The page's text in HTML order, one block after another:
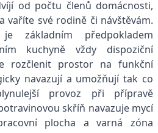
od počtu členů domácnosti,
vaříte své rodině či návštěvám.
základním předpokladem
kuchyně vždy dispoziční
rozčlenit prostor na funkční
navazují a umožňují tak co
provoz při přípravě
skříň navazuje mycí
plocha a varná zóna